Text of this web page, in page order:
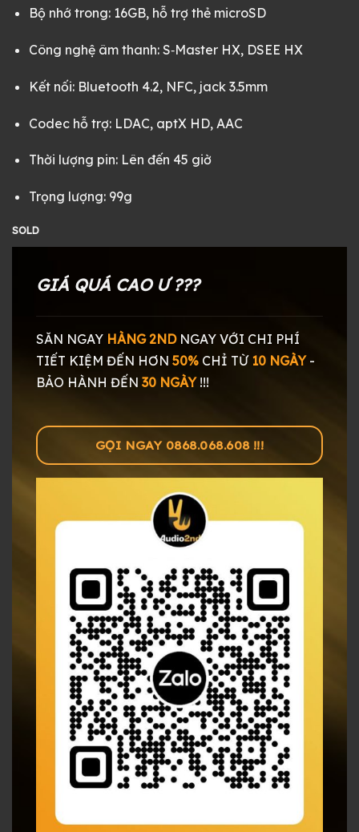
Bộ nhớ trong: 16GB, hỗ trợ thẻ microSD
Công nghệ âm thanh: S‑Master HX, DSEE HX
Kết nối: Bluetooth 4.2, NFC, jack 3.5mm
Codec hỗ trợ: LDAC, aptX HD, AAC
Thời lượng pin: Lên đến 45 giờ
Trọng lượng: 99g
SOLD
GIÁ QUÁ CAO Ư ???
SĂN NGAY HÀNG 2NDNGAY VỚI CHI PHÍ
TIẾT KIỆM ĐẾN HƠN 50% CHỈ TỪ 10 NGÀY-
BẢO HÀNH ĐẾN 30 NGÀY!!!
GỌI NGAY 0868.068.608 !!!